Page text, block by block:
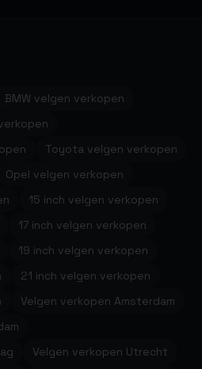
BMW velgen verkopen
Toyota velgen verkopen
Opel velgen verkopen
15 inch velgen verkopen
17 inch velgen verkopen
19 inch velgen verkopen
21 inch velgen verkopen
Velgen verkopen Amsterdam
Velgen verkopen Utrecht